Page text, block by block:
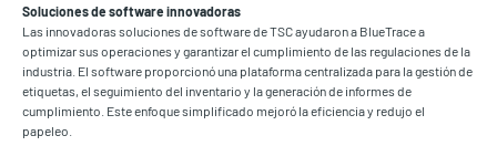
Soluciones de software innovadoras
Las innovadoras soluciones de software de TSC ayudaron a BlueTrace a
optimizar sus operaciones y garantizar el cumplimiento de las regulaciones de la
industria. El software proporcionó una plataforma centralizada para la gestión de
etiquetas, el seguimiento del inventario y la generación de informes de
cumplimiento. Este enfoque simplificado mejoró la eficiencia y redujo el
papeleo.